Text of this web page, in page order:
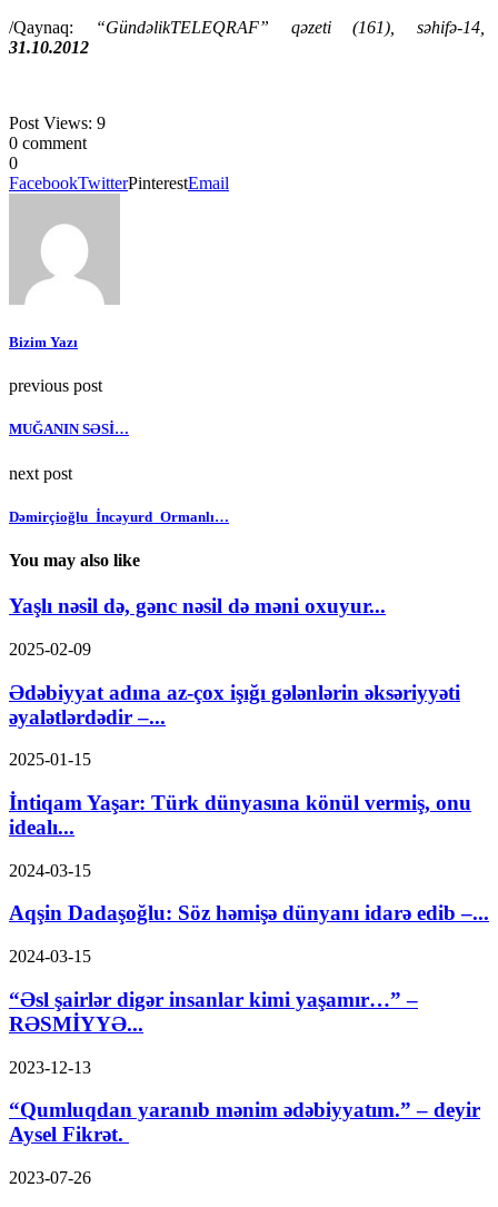
/Qaynaq:
“GündəlikTELEQRAF” qəzeti (161), səhifə-14,
31.10.2012
Post Views: 9
0 comment
0
FacebookTwitterPinterestEmail
Bizim Yazı
previous post
MUĞANIN SƏSİ…
next post
Dəmirçioğlu_İncəyurd_Ormanlı…
You may also like
Yaşlı nəsil də, gənc nəsil də məni oxuyur...
2025-02-09
Ədəbiyyat adına az-çox işığı gələnlərin əksəriyyəti
əyalətlərdədir –...
2025-01-15
İntiqam Yaşar: Türk dünyasına könül vermiş, onu
idealı...
2024-03-15
Aqşin Dadaşoğlu: Söz həmişə dünyanı idarə edib –...
2024-03-15
“Əsl şairlər digər insanlar kimi yaşamır…” –
RƏSMİYYƏ...
2023-12-13
“Qumluqdan yaranıb mənim ədəbiyyatım.” – deyir
Aysel Fikrət.
2023-07-26